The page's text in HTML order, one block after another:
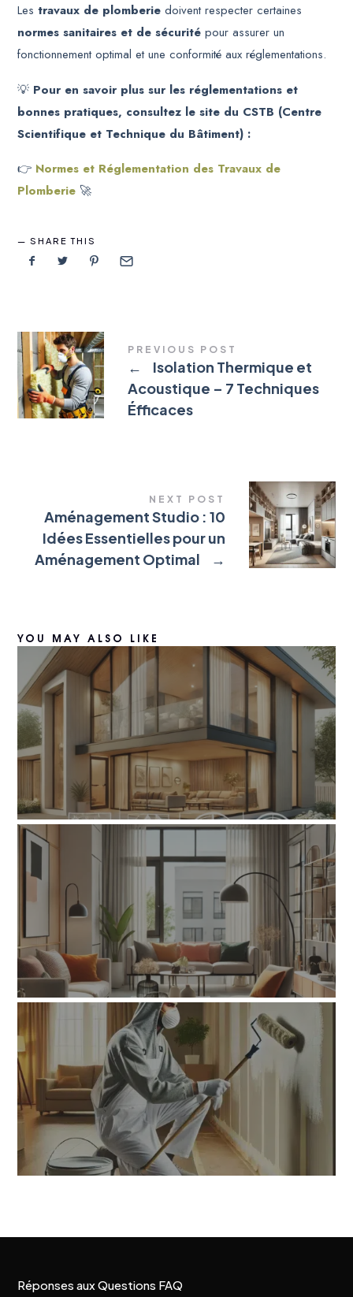
Lestravaux de plomberie doivent respecter certaines
normes sanitaires et de sécurité pour assurer un
fonctionnement optimal et une conformité aux réglementations.
💡 Pour en savoir plus sur les réglementations et
bonnes pratiques, consultez le site du CSTB (Centre
Scientifique et Technique du Bâtiment) :
👉 Normes et Réglementation des Travaux de
Plomberie 🚀
SHARE THIS
PREVIOUS POST
←
Isolation Thermique et
Acoustique – 7 Techniques
Éfficaces
NEXT POST
Aménagement Studio : 10
Idées Essentielles pour un
Aménagement Optimal
→
YOU MAY ALSO LIKE
Réponses aux Questions FAQ